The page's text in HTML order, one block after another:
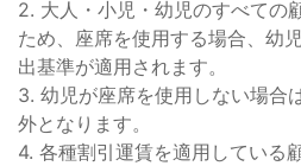
2. 大人・小児・幼児のすべての
ため、座席を使用する場合、幼
出基準が適用されます。
3. 幼児が座席を使用しない場合
外となります。
4. 各種割引運賃を適用している